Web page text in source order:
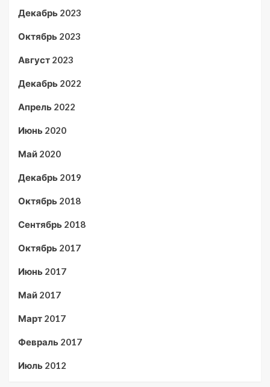
Декабрь 2023
Октябрь 2023
Август 2023
Декабрь 2022
Апрель 2022
Июнь 2020
Май 2020
Декабрь 2019
Октябрь 2018
Сентябрь 2018
Октябрь 2017
Июнь 2017
Май 2017
Март 2017
Февраль 2017
Июль 2012